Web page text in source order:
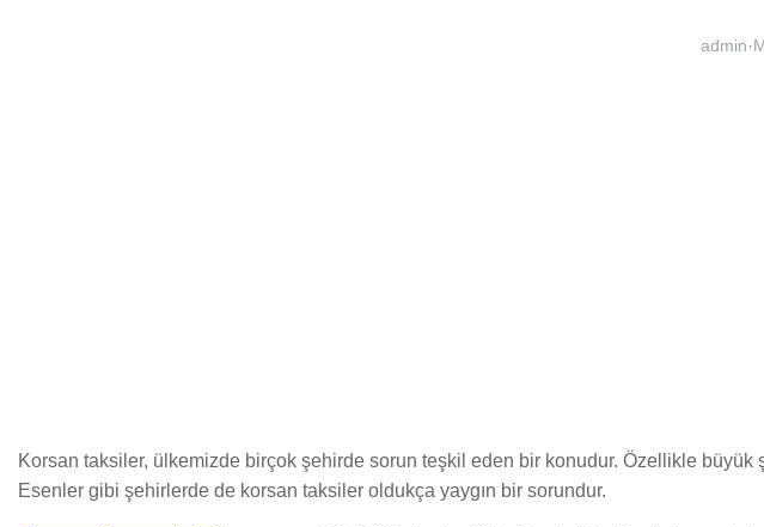
admin·
Korsan taksiler, ülkemizde birçok şehirde sorun teşkil eden bir konudur. Özellikle
Esenler gibi şehirlerde de korsan taksiler oldukça yaygın bir sorundur.